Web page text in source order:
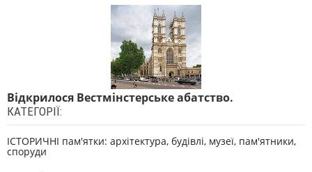
Відкрилося Вестмінстерське абатство.
КАТЕГОРІЇ:
ІСТОРИЧНІ пам'ятки: архітектура, будівлі, музеї, пам'ятники,
споруди